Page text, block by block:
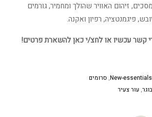
זיהום האוויר שהולך ומחמיר, גורמים
פיגמנטציה, רפיון ואקנה.
קשר עכשיו או לחצ/י כאן להשארת פרטים!
, סרומים
, עור צעיר